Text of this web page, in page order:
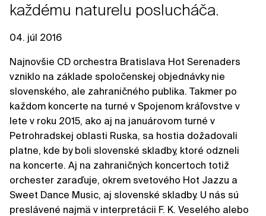
každému naturelu poslucháča.
04. júl 2016
Najnovšie CD orchestra Bratislava Hot Serenaders
vzniklo na základe spoločenskej objednávky nie
slovenského, ale zahraničného publika. Takmer po
každom koncerte na turné v Spojenom kráľovstve v
lete v roku 2015, ako aj na januárovom turné v
Petrohradskej oblasti Ruska, sa hostia dožadovali
platne, kde by boli slovenské skladby, ktoré odzneli
na koncerte. Aj na zahraničných koncertoch totiž
orchester zaraďuje, okrem svetového Hot Jazzu a
Sweet Dance Music, aj slovenské skladby. U nás sú
preslávené najmä v interpretácii F. K. Veselého alebo